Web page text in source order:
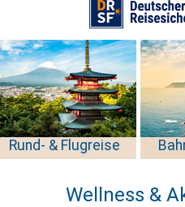
Rund- & Flugreise
Wellness &